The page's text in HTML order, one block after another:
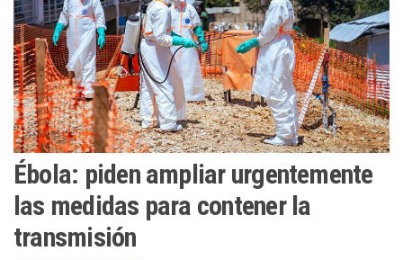
Ébola: piden ampliar urgentemente
las medidas para contener la
transmisión